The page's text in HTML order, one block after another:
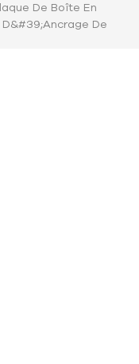
De Boîte En
De